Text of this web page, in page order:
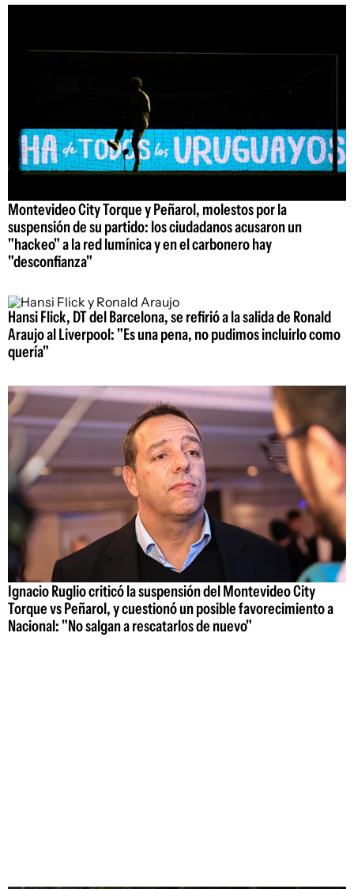
Montevideo City Torque y Peñarol, molestos por la
suspensión de su partido: los ciudadanos acusaron un
"hackeo" a la red lumínica y en el carbonero hay
"desconfianza"
Hansi Flick, DT del Barcelona, se refirió a la salida de Ronald
Araujo al Liverpool: "Es una pena, no pudimos incluirlo como
quería"
Ignacio Ruglio criticó la suspensión del Montevideo City
Torque vs Peñarol, y cuestionó un posible favorecimiento a
Nacional: "No salgan a rescatarlos de nuevo"